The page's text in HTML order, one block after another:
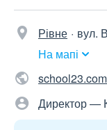
Рівне
вул.
На мапі
Директор —